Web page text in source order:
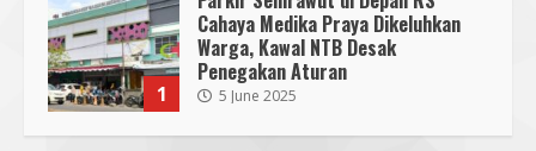
1
Cahaya Medika Praya Dikeluhkan
Warga, Kawal NTB Desak
Penegakan Aturan
5 June 2025